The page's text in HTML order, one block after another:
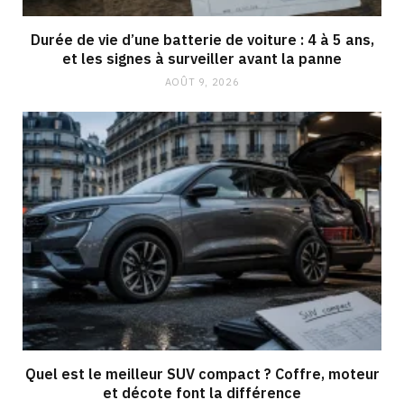
Durée de vie d’une batterie de voiture : 4 à 5 ans,
et les signes à surveiller avant la panne
AOÛT 9, 2026
Quel est le meilleur SUV compact ? Coffre, moteur
et décote font la différence